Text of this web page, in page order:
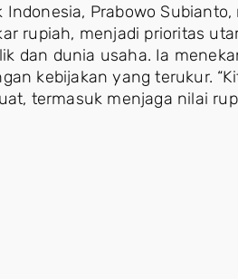
Indonesia, Prabowo
rupiah, menjadi prioritas
dan dunia usaha. Ia
kebijakan yang terukur.
termasuk menjaga nilai